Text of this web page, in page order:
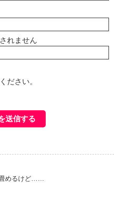
れません
ださい。
畳めるけど……